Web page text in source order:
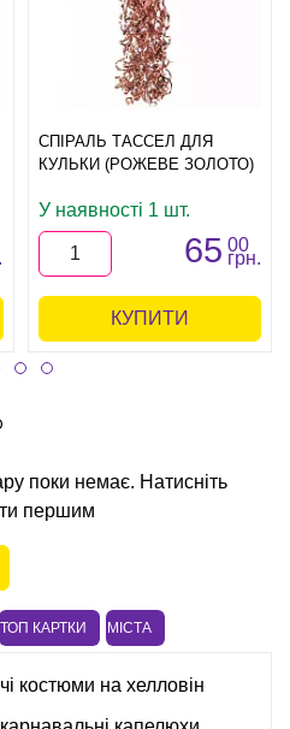
СПІРАЛЬ ТАССЕЛ ДЛЯ
КУЛЬКИ (РОЖЕВЕ ЗОЛОТО)
У наявності 1 шт.
65 00
грн.
КУПИТИ
поки немає. Натисніть
першим
ТОП КАРТКИ МІСТА
костюми на хелловін